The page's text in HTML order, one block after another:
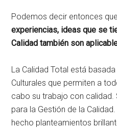
Podemos decir entonces que
experiencias, ideas que se
Calidad también son
La Calidad Total está
Culturales que permiten a
cabo su trabajo con
para la Gestión de la
hecho planteamientos